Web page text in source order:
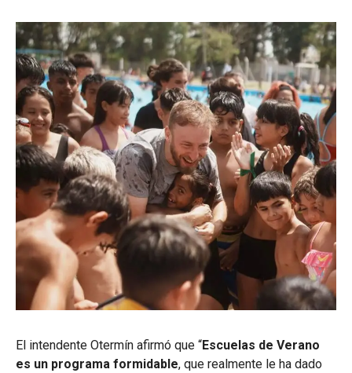
El intendente Otermín afirmó que “Escuelas de Verano
es un programa formidable, que realmente le ha dado